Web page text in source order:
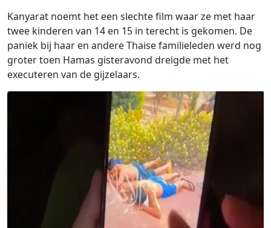
Kanyarat noemt het een slechte film waar ze met haar
twee kinderen van 14 en 15 in terecht is gekomen. De
paniek bij haar en andere Thaise familieleden werd nog
groter toen Hamas gisteravond dreigde met het
executeren van de gijzelaars.